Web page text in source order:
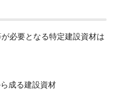
必要となる特定建設資材は
成る建設資材